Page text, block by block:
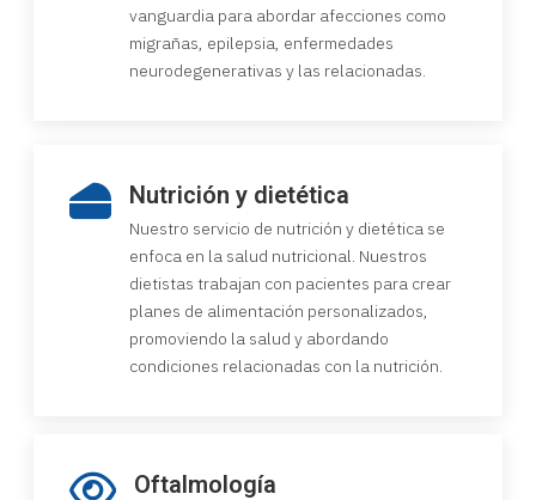
vanguardia para abordar afecciones como
migrañas, epilepsia, enfermedades
neurodegenerativas y las relacionadas.
Nutrición y dietética
Nuestro servicio de nutrición y dietética se
enfoca en la salud nutricional. Nuestros
dietistas trabajan con pacientes para crear
planes de alimentación personalizados,
promoviendo la salud y abordando
condiciones relacionadas con la nutrición.
Oftalmología